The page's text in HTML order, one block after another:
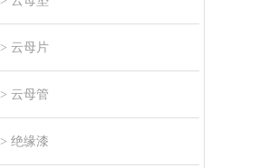
> 云母片
> 云母管
> 绝缘漆